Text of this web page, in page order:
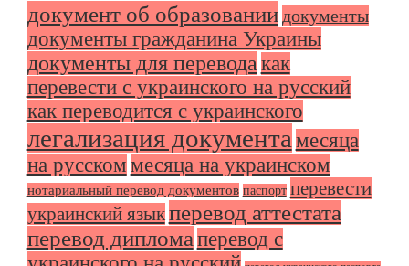
документ об образовании документы
документы гражданина Украины
документы для перевода как
перевести с украинского на русский
как переводится с украинского
легализация документа месяца
на русском месяца на украинском
нотариальный перевод документов паспорт перевести
украинский языкперевод аттестата
перевод диплома перевод с